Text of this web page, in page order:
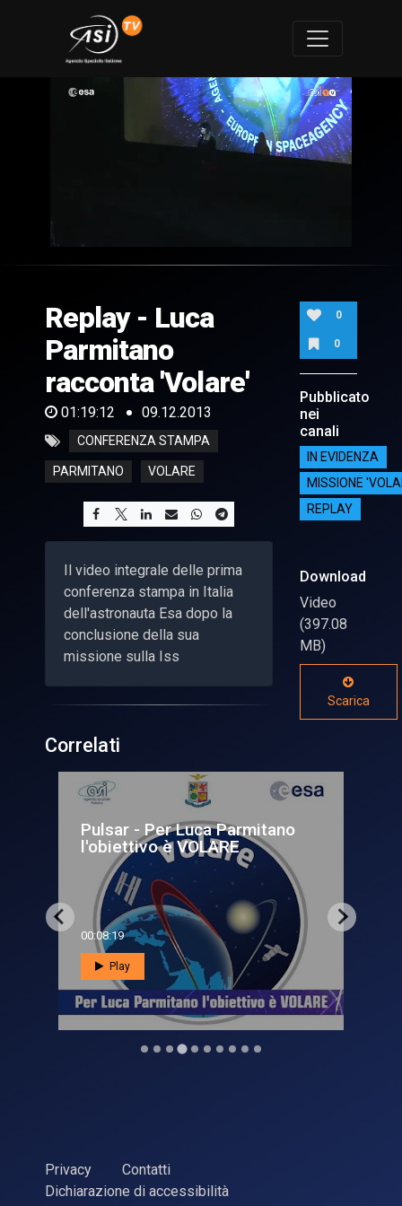
of
19
minutes,
12
seconds
Replay - Luca
Parmitano
racconta 'Volare'
01:19:12 09.12.2013
CONFERENZA STAMPA
PARMITANO VOLARE
Il video integrale delle prima
conferenza stampa in Italia
dell'astronauta Esa dopo la
conclusione della sua
missione sulla Iss
0
0
Pubblicato
nei
canali
IN EVIDENZA
MISSIONE
REPLAY
Download
Video
(397.08
MB)
Scarica
Correlati
Luca Parmitano Guitar
Solo
00:01:23
Play
Privacy
Contatti
Dichiarazione di accessibilità